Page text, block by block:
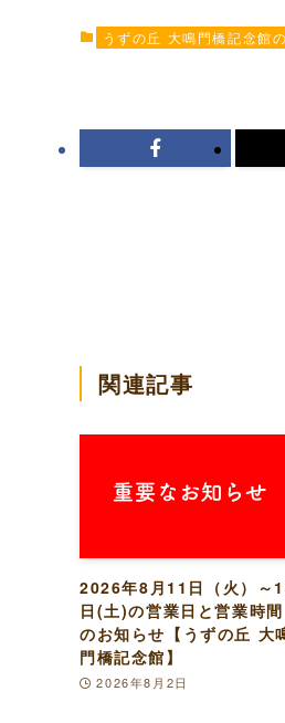
うずの丘 大鳴門橋記念館
関連記事
2026年8月11日（火）～
日(土)の営業日と営業時間
のお知らせ【うずの丘 大
門橋記念館】
2026年8月2日